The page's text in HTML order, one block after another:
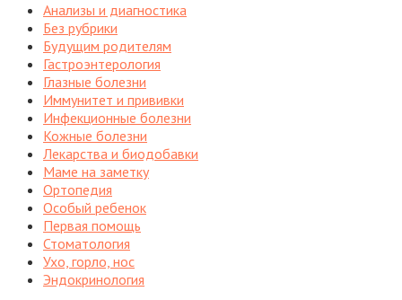
Анализы и диагностика
Без рубрики
Будущим родителям
Гастроэнтерология
Глазные болезни
Иммунитет и прививки
Инфекционные болезни
Кожные болезни
Лекарства и биодобавки
Маме на заметку
Ортопедия
Особый ребенок
Первая помощь
Стоматология
Ухо, горло, нос
Эндокринология